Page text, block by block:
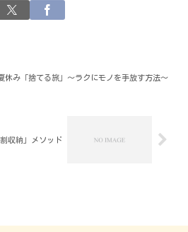
休み「捨てる旅」～ラクにモノを手放す方法～
収納」メソッド